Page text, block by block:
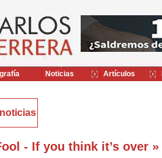
- If you think it’s over »
Noticias Artículos